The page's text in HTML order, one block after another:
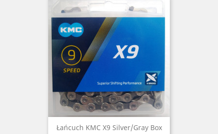
Łańcuch KMC X9 Silver/Gray Box